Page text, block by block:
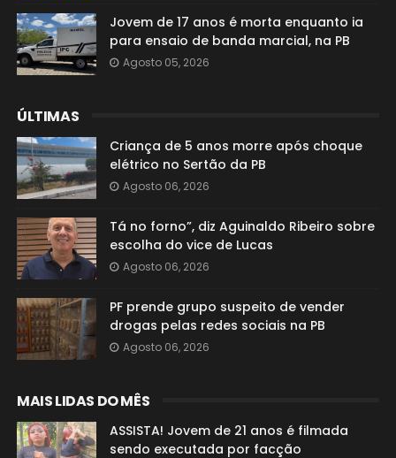
Jovem de 17 anos é morta enquanto ia
para ensaio de banda marcial, na PB
Agosto 05, 2026
ÚLTIMAS
Criança de 5 anos morre após choque
elétrico no Sertão da PB
Agosto 06, 2026
Tá no forno”, diz Aguinaldo Ribeiro sobre
escolha do vice de Lucas
Agosto 06, 2026
PF prende grupo suspeito de vender
drogas pelas redes sociais na PB
Agosto 06, 2026
MAIS LIDAS DO MÊS
ASSISTA! Jovem de 21 anos é filmada
sendo executada por facção